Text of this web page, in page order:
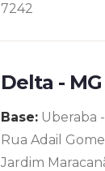
7242
Delta - MG
Base: Uberaba
Rua Adail
Jardim